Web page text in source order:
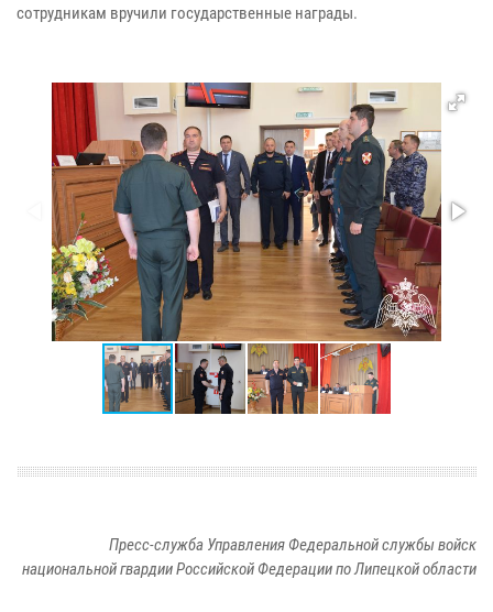
сотрудникам вручили государственные награды.
Пресс-служба Управления Федеральной службы войск
национальной гвардии Российской Федерации по Липецкой области